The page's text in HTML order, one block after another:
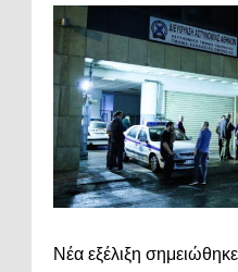
Νέα εξέλιξη